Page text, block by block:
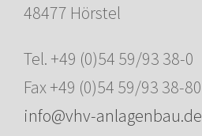
48477 Hörstel
Tel. +49 (0)54 59/93 38-0
Fax +49 (0)54 59/93 38-80
info@vhv-anlagenbau.de